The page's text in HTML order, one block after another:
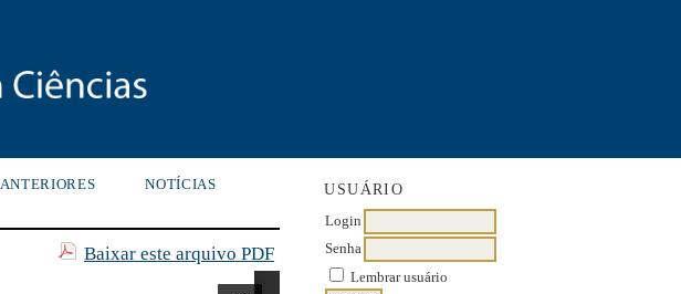
USUÁRIO
Login
Senha
Lembrar usuário
ANTERIORES NOTÍCIAS
Baixar este arquivo PDF